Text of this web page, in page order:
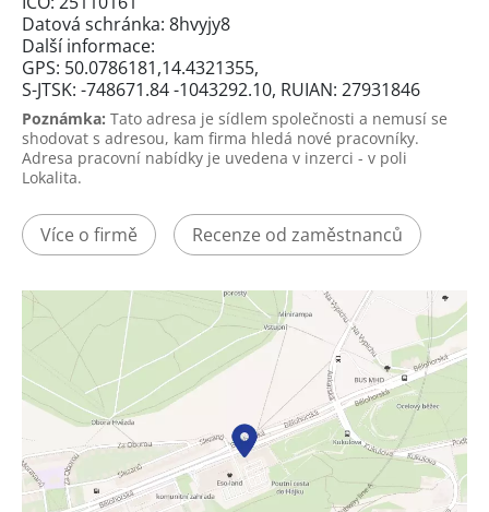
Datová schránka: 8hvyjy8
Další informace:
GPS: 50.0786181,14.4321355,
S-JTSK: -748671.84 -1043292.10, RUIAN: 27931846
Poznámka: Tato adresa je sídlem společnosti a nemusí se
shodovat s adresou, kam firma hledá nové pracovníky.
Adresa pracovní nabídky je uvedena v inzerci - v poli
Lokalita.
Více o firmě Recenze od zaměstnanců